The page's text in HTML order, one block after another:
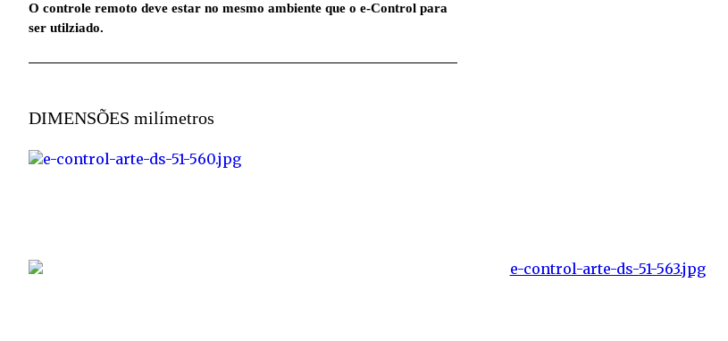
O controle remoto deve estar no mesmo ambiente que o e-Control para
ser utilziado.
DIMENSÕES milímetros